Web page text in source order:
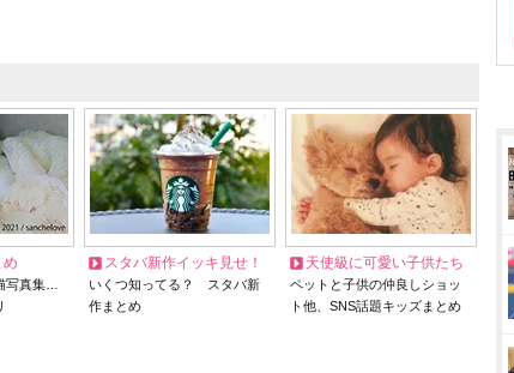
め
写真集…
スタバ新作イッキ見せ！
いくつ知ってる？ スタバ新
作まとめ
天使級に可愛い子供たち
ペットと子供の仲良しショッ
ト他、SNS話題キッズまとめ